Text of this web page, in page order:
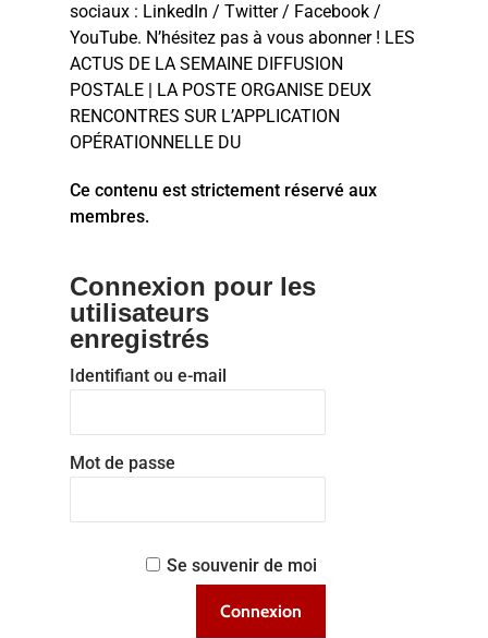
sociaux : LinkedIn / Twitter / Facebook /
YouTube. N’hésitez pas à vous abonner ! LES
ACTUS DE LA SEMAINE DIFFUSION
POSTALE | LA POSTE ORGANISE DEUX
RENCONTRES SUR L’APPLICATION
OPÉRATIONNELLE DU
Ce contenu est strictement réservé aux
membres.
Connexion pour les
utilisateurs
enregistrés
Identifiant ou e-mail
Mot de passe
Se souvenir de moi